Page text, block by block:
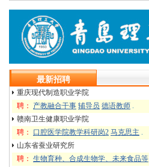
最新招聘
重庆现代制造职业学院
聘：
产教融合干事 辅导员 德语教师 .
赣南卫生健康职业学院
聘：
口腔医学院教学科研岗2 马克思主 .
山东省蚕业研究所
聘： 生物育种、合成生物学、未来食品等